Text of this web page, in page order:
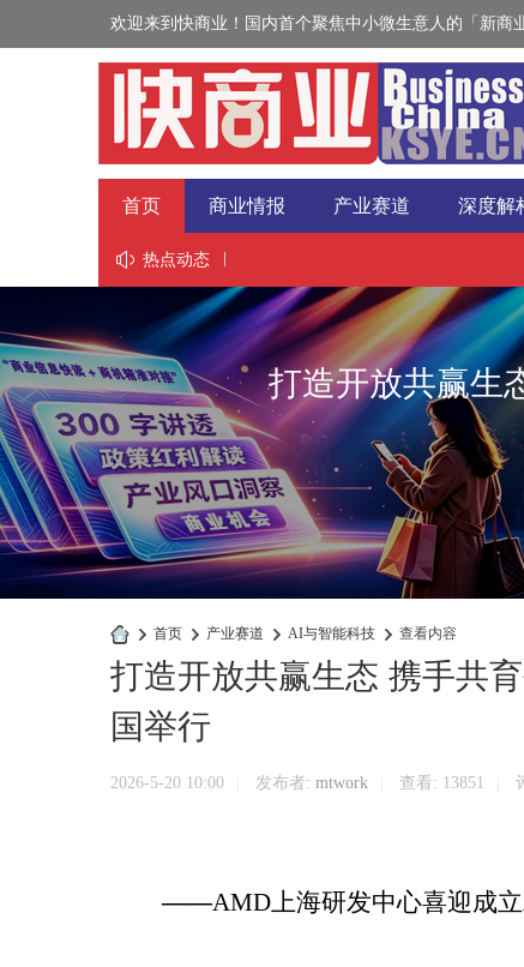
欢迎来到快商业！国内首个聚焦中小微生意人的「新商
首页 商业情报 产业赛道 深度解
视野热点动态
打造开放共赢生
快
业
官
› 首页 › 产业赛道 › AI与智能科技 › 查看内容
打造开放共赢生态 携手共
国举行
2026-5-20 10:00 发布者: mtwork 查看: 13851
——AMD上海研发中心喜迎成